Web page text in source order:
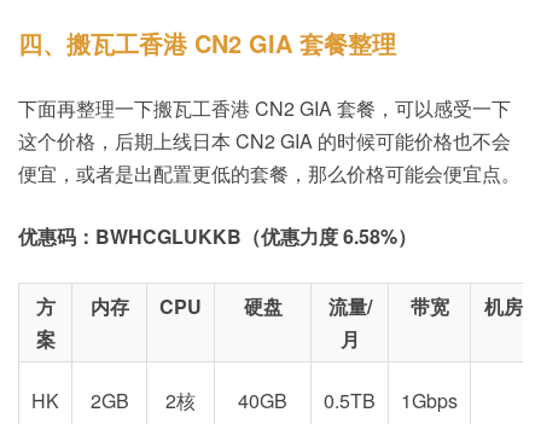
四、搬瓦工香港 CN2 GIA 套餐整理
下面再整理一下搬瓦工香港 CN2 GIA 套餐，可以感受一下
这个价格，后期上线日本 CN2 GIA 的时候可能价格也不会
便宜，或者是出配置更低的套餐，那么价格可能会便宜点。
优惠码：BWHCGLUKKB（优惠力度 6.58%）
方
案
内存 CPU 硬盘
流量/
月
带宽 机房
HK 2GB 2核 40GB 0.5TB
1Gbps